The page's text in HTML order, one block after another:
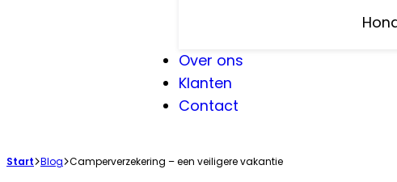
Over ons
Klanten
Contact
Start Blog Camperverzekering – een veiligere vakantie